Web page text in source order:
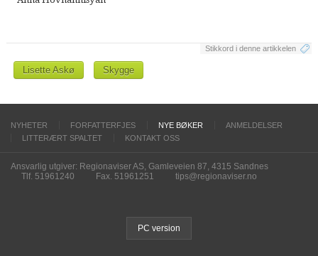
Stikkord i denne artikkelen
Lisette Askø Skygge
NYHETER FORFATTERFJES NYE BØKER
ANMELDELSER
LITTERÆRT SPALTET
KONTAKT OSS
Ansvarlig utgiver: Regionaviser AS, Gamleveien 87, 4315 Sandnes
Tlf. 51961240
Fax. 51961251 tips@regionaviser.no
PC version